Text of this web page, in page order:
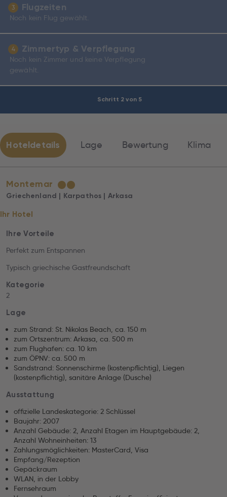
Schritt 2 von 5
3 Flugzeiten
Noch kein Flug gewählt.
4 Zimmertyp & Verpflegung
Noch kein Zimmer und keine Verpflegung
gewählt.
Hoteldetails Lage Bewertung Klima
Montemar ★★
Griechenland | Karpathos | Arkasa
Ihr Hotel
Ihre Vorteile
Perfekt zum Entspannen
Typisch griechische Gastfreundschaft
Kategorie
2
Lage
zum Strand: St. Nikolas Beach, ca. 150 m
zum Ortszentrum: Arkasa, ca. 500 m
zum Flughafen: ca. 10 km
zum ÖPNV: ca. 500 m
Sandstrand: Sonnenschirme (kostenpflichtig), Liegen
(kostenpflichtig), sanitäre Anlage (Dusche)
Ausstattung
offizielle Landeskategorie: 2 Schlüssel
Baujahr: 2007
Anzahl Gebäude: 2, Anzahl Etagen im Hauptgebäude: 2,
Anzahl Wohneinheiten: 13
Zahlungsmöglichkeiten: MasterCard, Visa
Empfang/Rezeption
Gepäckraum
WLAN, in der Lobby
Fernsehraum